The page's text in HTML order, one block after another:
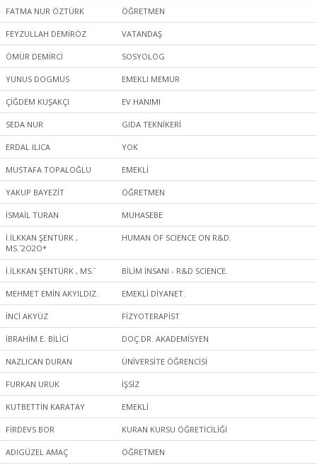
FATMA NUR ÖZTÜRK ÖĞRETMEN
FEYZULLAH DEMİRÖZ VATANDAŞ
ÖMÜR DEMİRCİ SOSYOLOG
YUNUS DOGMUS EMEKLI MEMUR
ÇİĞDEM KUŞAKÇI EV HANIMI
SEDA NUR GIDA TEKNİKERİ
ERDAL ILICA YOK
MUSTAFA TOPALOĞLU EMEKLİ
YAKUP BAYEZİT ÖĞRETMEN
İSMAİL TURAN MUHASEBE
İ.İLKKAN ŞENTÜRK ,
MS.`2O2O*
HUMAN OF SCIENCE ON R&D.
İ.İLKKAN ŞENTÜRK , MS.` BİLİM İNSANI - R&D SCIENCE.
MEHMET EMİN AKYILDIZ. EMEKLİ DİYANET.
İNCİ AKYÜZ FİZYOTERAPİST
İBRAHİM E. BİLİCİ DOÇ.DR. AKADEMİSYEN
NAZLICAN DURAN ÜNİVERSİTE ÖĞRENCİSİ
FURKAN URUK İŞSİZ
KUTBETTİN KARATAY EMEKLİ
FİRDEVS BOR KURAN KURSU ÖĞRETİCİLİĞİ
ADIGÜZEL AMAÇ ÖĞRETMEN